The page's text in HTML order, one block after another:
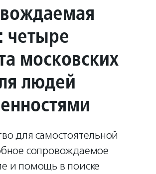
четыре
московских
людей
для самостоятельной
сопровождаемое
и помощь в поиске